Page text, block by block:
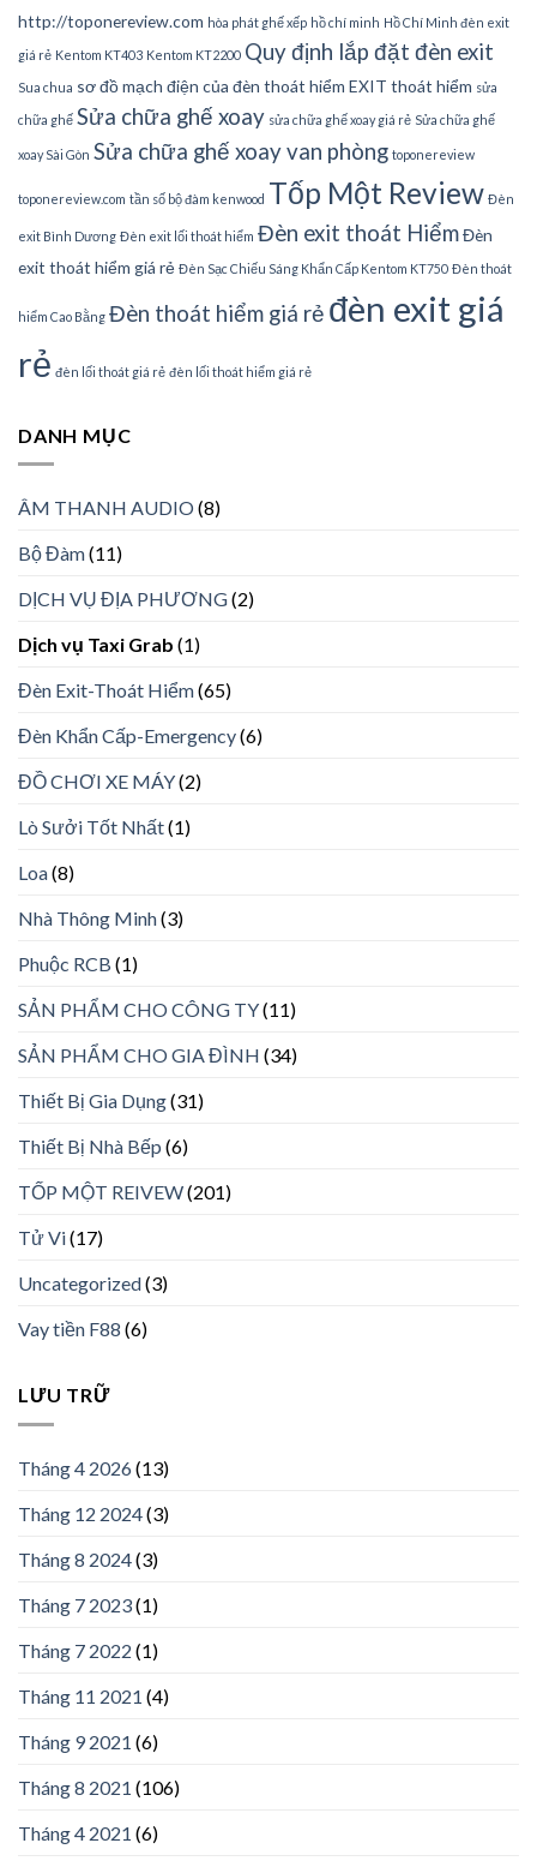
http://toponereview.com hòa phát ghế xếp hồ chí minh Hồ Chí Minh đèn exit
giá rẻ Kentom KT403 Kentom KT2200 Quy định lắp đặt đèn exit
Sua chua sơ đồ mạch điện của đèn thoát hiểm EXIT thoát hiểm sửa
chữa ghế Sửa chữa ghế xoay sửa chữa ghế xoay giá rẻ Sửa chữa ghế
xoay Sài Gòn Sửa chữa ghế xoay van phòng toponereview
toponereview.com tần số bộ đàm kenwood Tốp Một Review Đèn
exit Bình Dương Đèn exit lối thoát hiểm Đèn exit thoát HiểmĐèn
exit thoát hiểm giá rẻ Đèn Sạc Chiếu Sáng Khẩn Cấp Kentom KT750 Đèn thoát
hiểm Cao Bằng Đèn thoát hiểm giá rẻ đèn exit giá
rẻ đèn lối thoát giá rẻ đèn lối thoát hiểm giá rẻ
DANH MỤC
ÂM THANH AUDIO(8)
Bộ Đàm(11)
DỊCH VỤ ĐỊA PHƯƠNG(2)
Dịch vụ Taxi Grab (1)
Đèn Exit-Thoát Hiểm(65)
Đèn Khẩn Cấp-Emergency(6)
ĐỒ CHƠI XE MÁY(2)
Lò Sưởi Tốt Nhất(1)
Loa(8)
Nhà Thông Minh(3)
Phuộc RCB (1)
SẢN PHẨM CHO CÔNG TY(11)
SẢN PHẨM CHO GIA ĐÌNH (34)
Thiết Bị Gia Dụng(31)
Thiết Bị Nhà Bếp (6)
TỐP MỘT REIVEW(201)
Tử Vi(17)
Uncategorized(3)
Vay tiền F88 (6)
LƯU TRỮ
Tháng 4 2026(13)
Tháng 12 2024(3)
Tháng 8 2024(3)
Tháng 7 2023(1)
Tháng 7 2022 (1)
Tháng 11 2021 (4)
Tháng 9 2021 (6)
Tháng 8 2021 (106)
Tháng 4 2021 (6)